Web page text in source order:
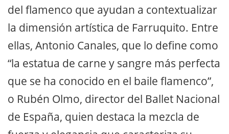
del flamenco que ayudan a contextualizar
la dimensión artística de Farruquito. Entre
ellas, Antonio Canales, que lo define como
“la estatua de carne y sangre más perfecta
que se ha conocido en el baile flamenco”,
o Rubén Olmo, director del Ballet Nacional
de España, quien destaca la mezcla de